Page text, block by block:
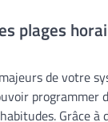
plages
de votre
programmer
Grâce à